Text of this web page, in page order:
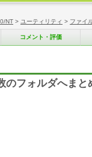
NT > ユーティリティ > ファイ
コメント・評価
のフォルダへま